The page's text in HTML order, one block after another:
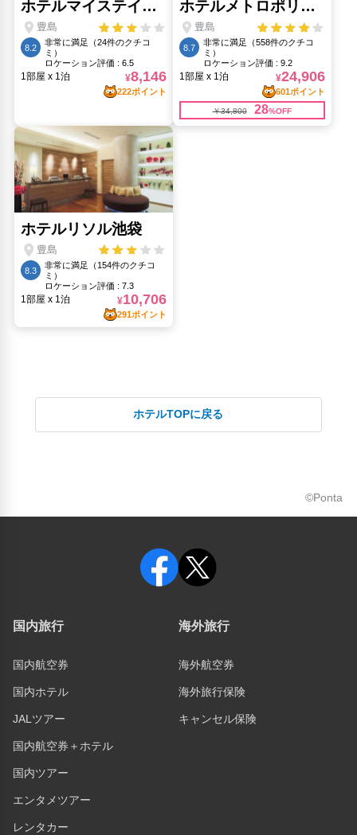
ホテルTOPに戻る
©Ponta
国内旅行
国内航空券
国内ホテル
JALツアー
国内航空券＋ホテル
国内ツアー
エンタメツアー
レンタカー
海外旅行
海外航空券
海外旅行保険
キャンセル保険